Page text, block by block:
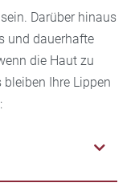
Darüber hinaus
und dauerhafte
die Haut zu
Ihre Lippen
genauso viel